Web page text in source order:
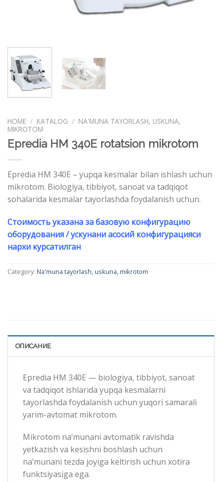
HOME / KATALOG / NA'MUNA TAYORLASH, USKUNA,
MIKROTOM
Epredia HM 340E rotatsion mikrotom
Epredia НМ 340Е – yupqa kesmalar bilan ishlash uchun
mikrotom. Biologiya, tibbiyot, sanoat va tadqiqot
sohalarida kesmalar tayorlashda foydalanish uchun.
Стоимость указана за базовую конфигурацию
оборудования / ускунани асосий конфигурацияси
нархи курсатилган
Category: Na'muna tayorlash, uskuna, mikrotom
ОПИСАНИЕ
Epredia НМ 340Е — biologiya, tibbiyot, sanoat
va tadqiqot ishlarida yupqa kesmalarni
tayorlashda foydalanish uchun yuqori samarali
yarim-avtomat mikrotom.
Mikrotom na’munani avtomatik ravishda
yetkazish va kesishni boshlash uchun
na’munani tezda joyiga keltirish uchun xotira
funktsiyasiga ega.